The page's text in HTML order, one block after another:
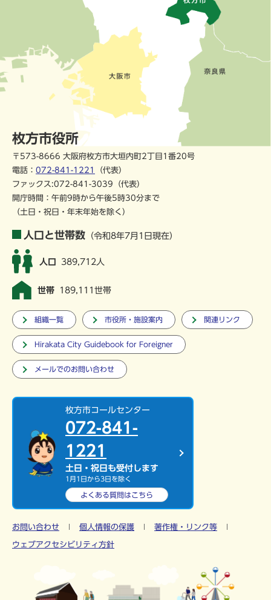
枚方市役所
〒573-8666 大阪府枚方市大垣内町2丁目1番20号
電話： 072-841-1221
（代表）
ファックス:072-841-3039（代表）
開庁時間：午前9時から午後5時30分まで
（土日・祝日・年末年始を除く）
人口と世帯数 （令和8年7月1日現在）
人口 389,712人
世帯 189,111世帯
組織一覧 市役所・施設案内 関連リンク
Hirakata City Guidebook for Foreigner
メールでのお問い合わせ
枚方市コールセンター
072-841-
1221
土日・祝日も受付します
1月1日から3日を除く
よくある質問はこちら
お問い合わせ 個人情報の保護 著作権・リンク等
ウェブアクセシビリティ方針